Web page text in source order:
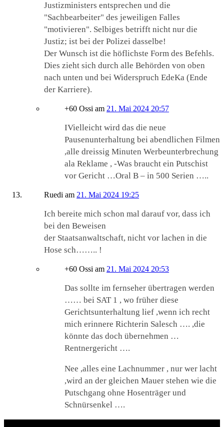
Justizministers entsprechen und die
"Sachbearbeiter" des jeweiligen Falles
"motivieren". Selbiges betrifft nicht nur die
Justiz; ist bei der Polizei dasselbe!
Der Wunsch ist die höflichste Form des Befehls.
Dies zieht sich durch alle Behörden von oben
nach unten und bei Widerspruch EdeKa (Ende
der Karriere).
+60 Ossi am 21. Mai 2024 20:57
IVielleicht wird das die neue
Pausenunterhaltung bei abendlichen Filmen
,alle dreissig Minuten Werbeunterbrechung
ala Reklame , -Was braucht ein Putschist
vor Gericht …Oral B – in 500 Serien …..
Ruedi am 21. Mai 2024 19:25
Ich bereite mich schon mal darauf vor, dass ich
bei den Beweisen
der Staatsanwaltschaft, nicht vor lachen in die
Hose sch…….. !
+60 Ossi am 21. Mai 2024 20:53
Das sollte im fernseher übertragen werden
…… bei SAT 1 , wo früher diese
Gerichtsunterhaltung lief ,wenn ich recht
mich erinnere Richterin Salesch …. ,die
könnte das doch übernehmen …
Rentnergericht ….
Nee ,alles eine Lachnummer , nur wer lacht
,wird an der gleichen Mauer stehen wie die
Putschgang ohne Hosenträger und
Schnürsenkel ….